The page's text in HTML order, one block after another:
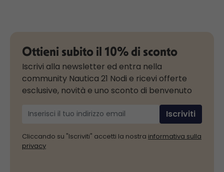
Ottieni subito il 10% di sconto
Iscrivi alla newsletter ed entra nella
community Nautica 21 Nodi e ricevi offerte
esclusive, novità e uno sconto di benvenuto
Iscriviti
Cliccando su "Iscriviti" accetti la nostra informativa sulla
privacy